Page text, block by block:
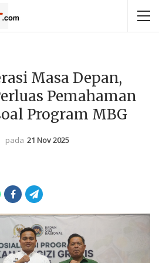
Masa Depan,
Pemahaman
Program MBG
pada 21 Nov 2025